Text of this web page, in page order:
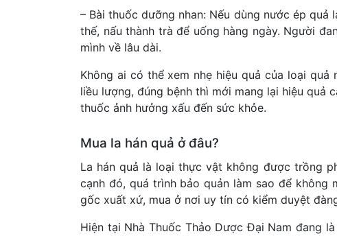
– Bài thuốc dưỡng nhan: Nếu dùng nước ép
thế, nấu thành trà để uống hàng ngày. Người
mình về lâu dài.
Không ai có thể xem nhẹ hiệu quả của loại
liều lượng, đúng bệnh thì mới mang lại hiệu quả
thuốc ảnh hưởng xấu đến sức khỏe.
Mua la hán quả ở đâu?
La hán quả là loại thực vật không được trồng
cạnh đó, quá trình bảo quản làm sao để
gốc xuất xứ, mua ở nơi uy tín có kiểm duyệt
Hiện tại Nhà Thuốc Thảo Dược Đại Nam đang